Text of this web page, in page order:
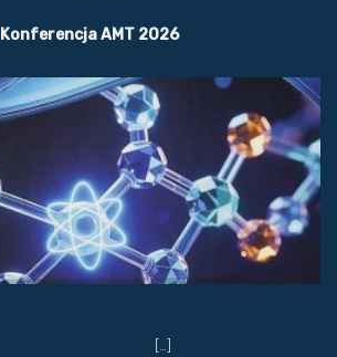
Konferencja AMT 2026
[…]